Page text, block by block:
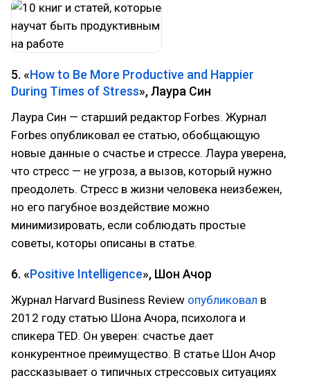
5. «How to Be More Productive and Happier
During Times of Stress», Лаура Син
Лаура Син — старший редактор Forbes. Журнал
Forbes опубликовал ее статью, обобщающую
новые данные о счастье и стрессе. Лаура уверена,
что стресс — не угроза, а вызов, который нужно
преодолеть. Стресс в жизни человека неизбежен,
но его пагубное воздействие можно
минимизировать, если соблюдать простые
советы, которы описаны в статье.
6. «Positive Intelligence», Шон Ачор
Журнал Harvard Business Review опубликовал в
2012 году статью Шона Ачора, психолога и
спикера TED. Он уверен: счастье дает
конкурентное преимущество. В статье Шон Ачор
рассказывает о типичных стрессовых ситуациях